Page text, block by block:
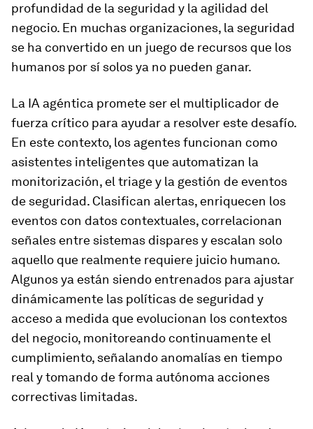
profundidad de la seguridad y la agilidad del
negocio. En muchas organizaciones, la seguridad
se ha convertido en un juego de recursos que los
humanos por sí solos ya no pueden ganar.
La IA agéntica promete ser el multiplicador de
fuerza crítico para ayudar a resolver este desafío.
En este contexto, los agentes funcionan como
asistentes inteligentes que automatizan la
monitorización, el triage y la gestión de eventos
de seguridad. Clasifican alertas, enriquecen los
eventos con datos contextuales, correlacionan
señales entre sistemas dispares y escalan solo
aquello que realmente requiere juicio humano.
Algunos ya están siendo entrenados para ajustar
dinámicamente las políticas de seguridad y
acceso a medida que evolucionan los contextos
del negocio, monitoreando continuamente el
cumplimiento, señalando anomalías en tiempo
real y tomando de forma autónoma acciones
correctivas limitadas.